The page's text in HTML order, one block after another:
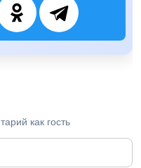
как гость